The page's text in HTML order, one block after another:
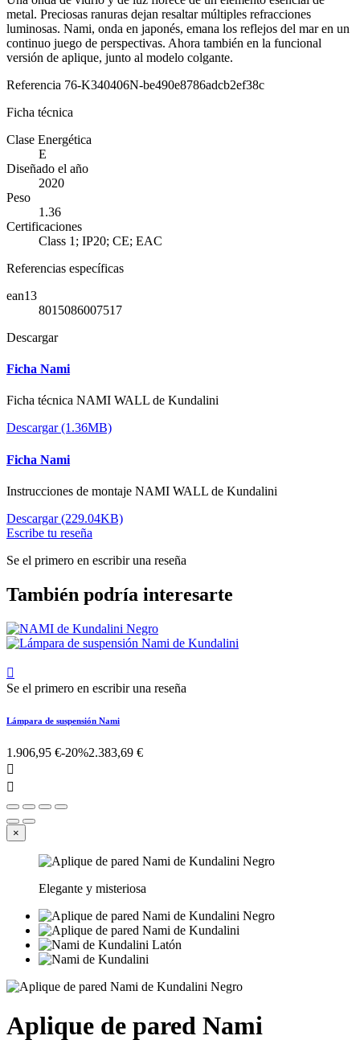
metal. Preciosas ranuras dejan resaltar múltiples refracciones
luminosas. Nami, onda en japonés, emana los reflejos del mar en un
continuo juego de perspectivas. Ahora también en la funcional
versión de aplique, junto al modelo colgante.
Referencia 76-K340406N-be490e8786adcb2ef38c
Ficha técnica
Clase Energética
E
Diseñado el año
2020
Peso
1.36
Certificaciones
Class 1; IP20; CE; EAC
Referencias específicas
ean13
8015086007517
Descargar
Ficha Nami
Ficha técnica NAMI WALL de Kundalini
Descargar (1.36MB)
Ficha Nami
Instrucciones de montaje NAMI WALL de Kundalini
Descargar (229.04KB)
Escribe tu reseña
Se el primero en escribir una reseña
También podría interesarte

Se el primero en escribir una reseña
Lámpara de suspensión Nami
1.906,95 €-20%2.383,69 €


×
Elegante y misteriosa
Aplique de pared Nami